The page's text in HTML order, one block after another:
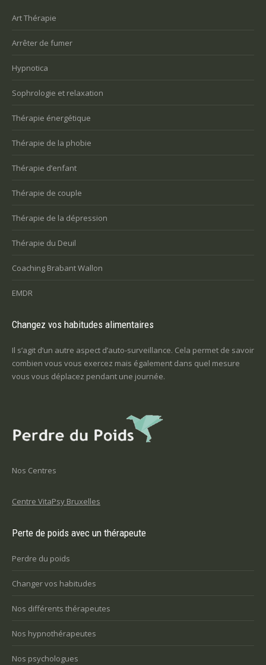
Art Thérapie
Arrêter de fumer
Hypnotica
Sophrologie et relaxation
Thérapie énergétique
Thérapie de la phobie
Thérapie d’enfant
Thérapie de couple
Thérapie de la dépression
Thérapie du Deuil
Coaching Brabant Wallon
EMDR
Changez vos habitudes alimentaires
Il s’agit d’un autre aspect d’auto-surveillance. Cela permet de savoir
combien vous vous exercez mais également dans quel mesure
vous vous déplacez pendant une journée.
Nos Centres
Centre VitaPsy Bruxelles
Perte de poids avec un thérapeute
Perdre du poids
Changer vos habitudes
Nos différents thérapeutes
Nos hypnothérapeutes
Nos psychologues